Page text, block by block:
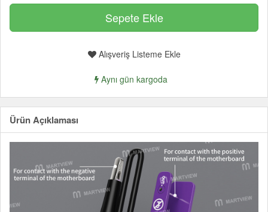
Alışveriş Listeme Ekle
Aynı gün kargoda
Ürün Açıklaması